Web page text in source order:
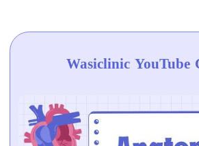
Wasiclinic YouTube